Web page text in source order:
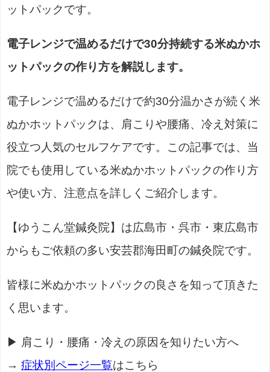
ットパックです。
電子レンジで温めるだけで30分持続する米ぬかホ
ットパックの作り方を解説します。
電子レンジで温めるだけで約30分温かさが続く米
ぬかホットパックは、肩こりや腰痛、冷え対策に
役立つ人気のセルフケアです。この記事では、当
院でも使用している米ぬかホットパックの作り方
や使い方、注意点を詳しくご紹介します。
【ゆうこん堂鍼灸院】は広島市・呉市・東広島市
からもご依頼の多い安芸郡海田町の鍼灸院です。
皆様に米ぬかホットパックの良さを知って頂きた
く思います。
▶ 肩こり・腰痛・冷えの原因を知りたい方へ
→ 症状別ページ一覧はこちら